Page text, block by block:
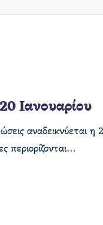
Ιανουαρίου
αναδεικνύεται η
περιορίζονται…